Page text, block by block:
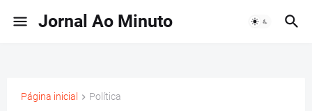
Jornal Ao Minuto
Página inicial Política